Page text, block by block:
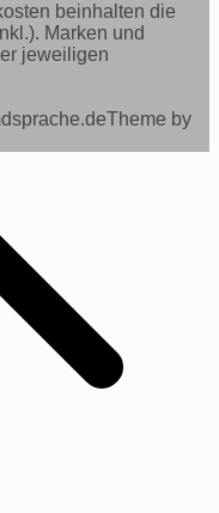
beinhalten die
Marken und
jeweiligen
Theme by